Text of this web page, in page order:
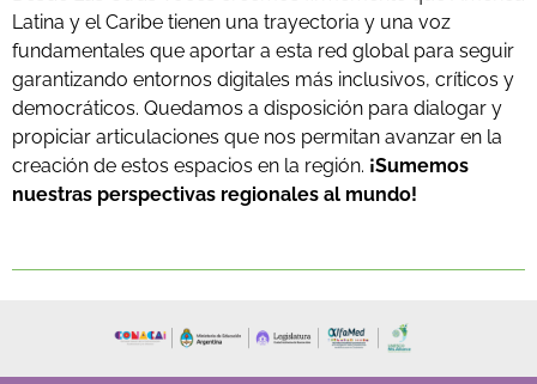
Latina y el Caribe tienen una trayectoria y una voz
fundamentales que aportar a esta red global para seguir
garantizando entornos digitales más inclusivos, críticos y
democráticos. Quedamos a disposición para dialogar y
propiciar articulaciones que nos permitan avanzar en la
creación de estos espacios en la región. ¡Sumemos
nuestras perspectivas regionales al mundo!